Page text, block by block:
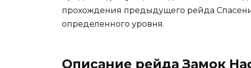
прохождения предыдущего рейда
определенного уровня.
Описание рейда Замок